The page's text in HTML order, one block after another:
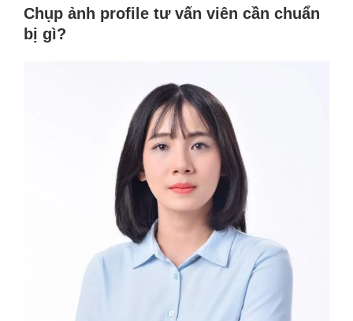
Chụp ảnh profile tư vấn viên cần chuẩn
bị gì?